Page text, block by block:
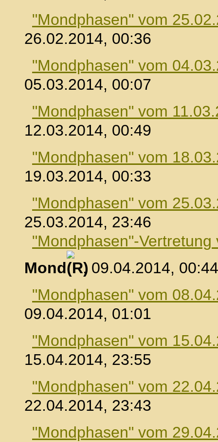
"Mondphasen" vom
26.02.2014, 00:36
"Mondphasen" vom
05.03.2014, 00:07
"Mondphasen" vom
12.03.2014, 00:49
"Mondphasen" vom
19.03.2014, 00:33
"Mondphasen" vom
25.03.2014, 23:46
"Mondphasen"-
Mond
, 09.04.2014, 00:44
"Mondphasen" vom
09.04.2014, 01:01
"Mondphasen" vom
15.04.2014, 23:55
"Mondphasen" vom
22.04.2014, 23:43
"Mondphasen" vom